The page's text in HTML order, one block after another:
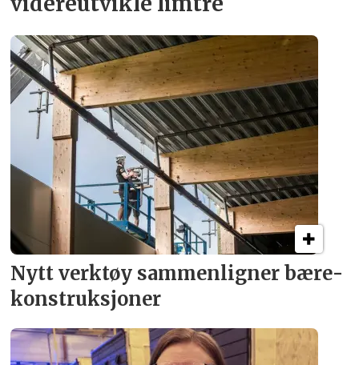
Nytt verktøy sammenligner bære­
konstruksjoner